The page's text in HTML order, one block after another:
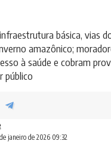
básica, vias
amazônico;
à saúde e cobram
público
janeiro de 2026 09:32